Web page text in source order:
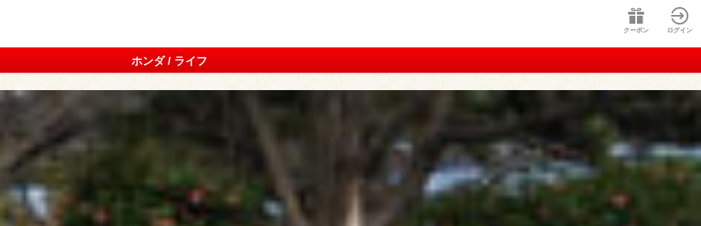
クーポン ログイン
ホンダ / ライフ